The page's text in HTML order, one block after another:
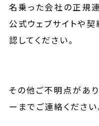
名乗った会社の正規
公式ウェブサイトや
認してください。
その他ご不明点があ
ーまでご連絡ください